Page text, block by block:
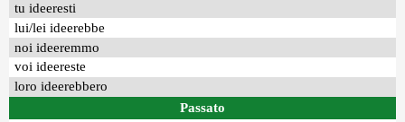
tu ideeresti
lui/lei ideerebbe
noi ideeremmo
voi ideereste
loro ideerebbero
Passato